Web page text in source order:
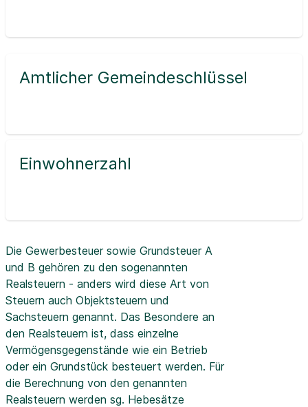
Amtlicher Gemeindeschlüssel
Einwohnerzahl
Die Gewerbesteuer sowie Grundsteuer A
und B gehören zu den sogenannten
Realsteuern - anders wird diese Art von
Steuern auch Objektsteuern und
Sachsteuern genannt. Das Besondere an
den Realsteuern ist, dass einzelne
Vermögensgegenstände wie ein Betrieb
oder ein Grundstück besteuert werden. Für
die Berechnung von den genannten
Realsteuern werden sg. Hebesätze